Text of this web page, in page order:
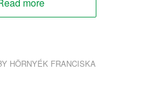
more
HÖRNYÉK FRANCISKA